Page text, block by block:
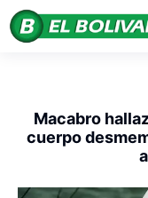
Macabro
cuerpo